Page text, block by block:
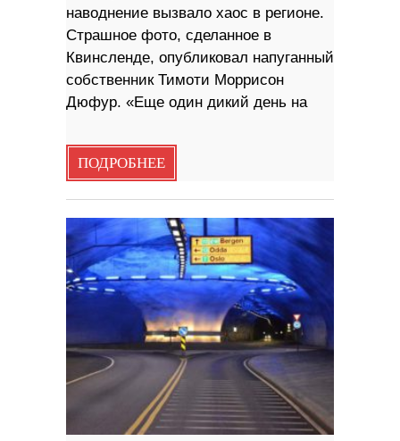
наводнение вызвало хаос в регионе.
Страшное фото, сделанное в
Квинсленде, опубликовал напуганный
собственник Тимоти Моррисон
Дюфур. «Еще один дикий день на
ПОДРОБНЕЕ